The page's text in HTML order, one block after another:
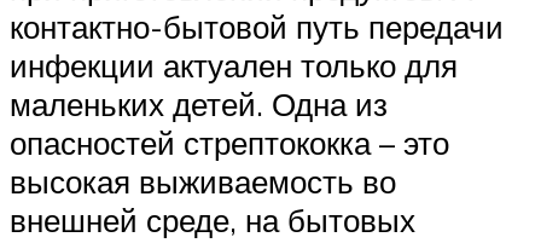
контактно-бытовой путь передачи
инфекции актуален только для
маленьких детей. Одна из
опасностей стрептококка – это
высокая выживаемость во
внешней среде, на бытовых